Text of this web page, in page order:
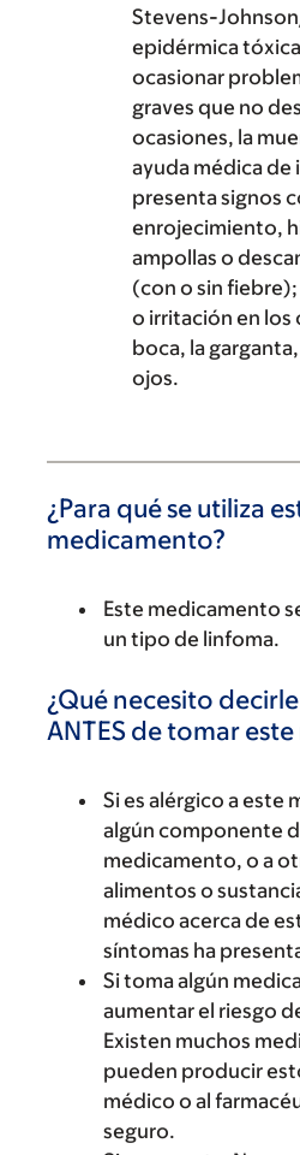
Stevens-
epidérmica
ocasionar
graves que no
ocasiones, la
ayuda médica de
presenta signos
enrojecimiento,
ampollas o
(con o sin
o irritación en los
boca, la
ojos.
¿Para qué se utiliza
medicamento?
Este medicamento
un tipo de linfoma.
¿Qué necesito
ANTES de tomar
Si es alérgico a este
algún componente
medicamento, o a
alimentos o
médico acerca de
síntomas ha
Si toma algún
aumentar el riesgo
Existen muchos
pueden producir
médico o al
seguro.